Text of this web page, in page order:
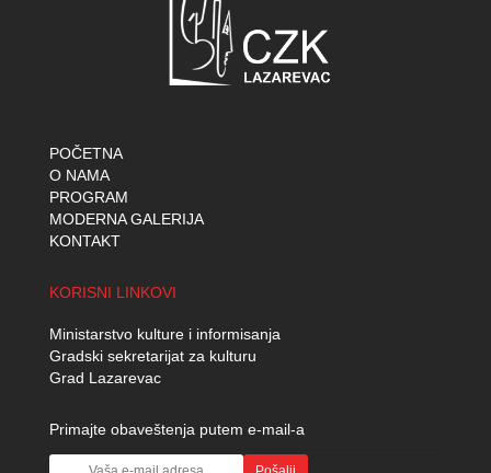
POČETNA
O NAMA
PROGRAM
MODERNA GALERIJA
KONTAKT
KORISNI LINKOVI
Ministarstvo kulture i informisanja
Gradski sekretarijat za kulturu
Grad Lazarevac
Primajte obaveštenja putem e-mail-a